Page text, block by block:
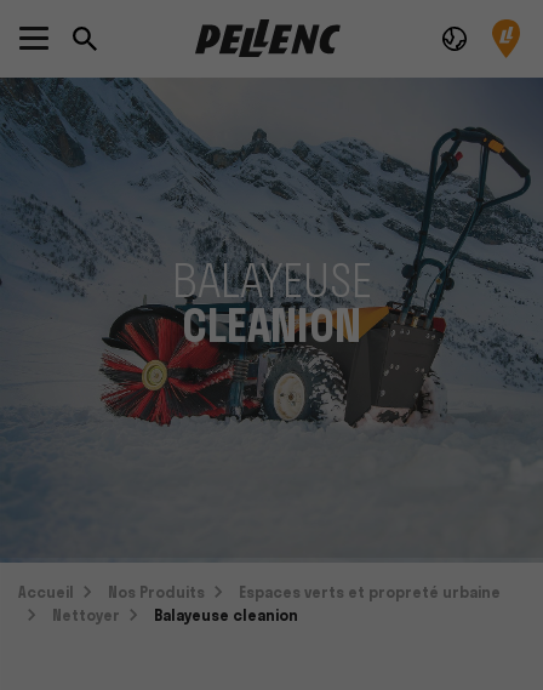
BALAYEUSE
CLEANION
Accueil Nos Produits
Espaces verts et propreté urbaine
Nettoyer
Balayeuse cleanion